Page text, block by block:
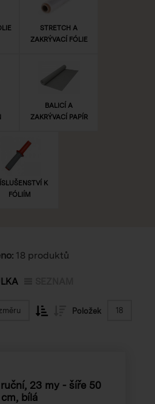
STRETCH A
ZAKRÝVACÍ FÓLIE
BALICÍ A
ZAKRÝVACÍ PAPÍR
K
FÓLIÍM
18 produktů
Položek 18
23 my - šíře 50
cm, bílá